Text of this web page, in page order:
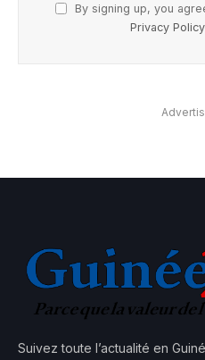
By signing up, you
Privacy Policy
Suivez toute l’actualité en